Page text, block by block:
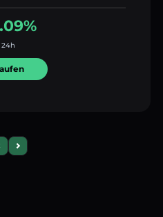
24h
slide
Next slide